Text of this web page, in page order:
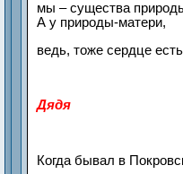
мы – существа
А у природы-матери,
ведь, тоже сердце
Дядя
Когда бывал в